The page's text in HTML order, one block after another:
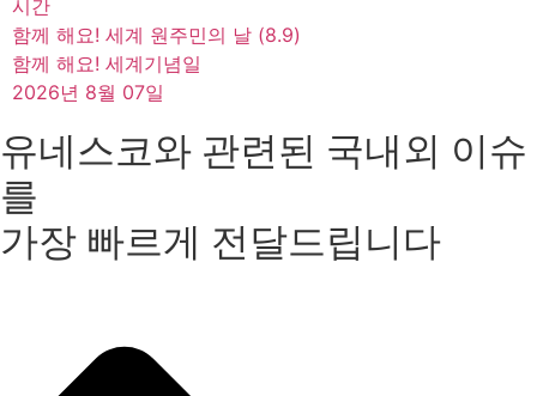
시간
함께 해요! 세계 원주민의 날 (8.9)
함께 해요! 세계기념일
2026년 8월 07일
유네스코와 관련된 국내외 이슈
를
가장 빠르게 전달드립니다